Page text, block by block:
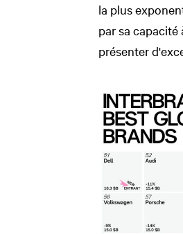
la plus
par sa
présenter